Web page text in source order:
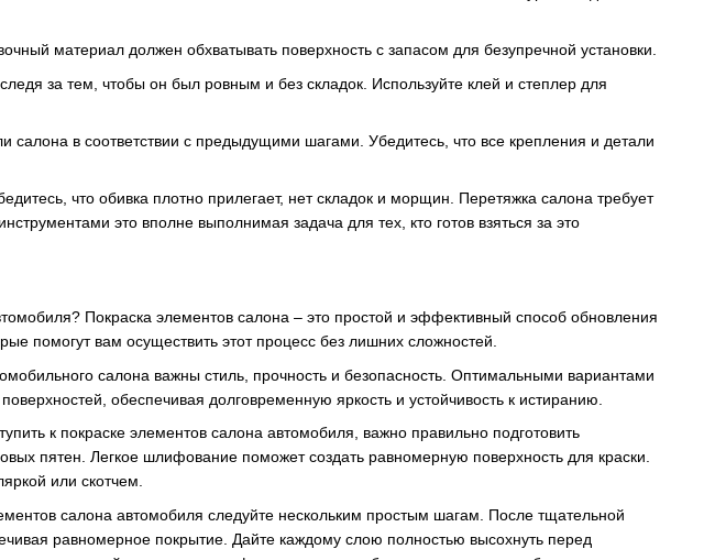
материал должен обхватывать поверхность с запасом для безупречной установки.
за тем, чтобы он был ровным и без складок. Используйте клей и степлер для
салона в соответствии с предыдущими шагами. Убедитесь, что все крепления и детали
что обивка плотно прилегает, нет складок и морщин. Перетяжка салона требует
это вполне выполнимая задача для тех, кто готов взяться за это
Покраска элементов салона – это простой и эффективный способ обновления
помогут вам осуществить этот процесс без лишних сложностей.
салона важны стиль, прочность и безопасность. Оптимальными вариантами
обеспечивая долговременную яркость и устойчивость к истиранию.
к покраске элементов салона автомобиля, важно правильно подготовить
пятен. Легкое шлифование поможет создать равномерную поверхность для краски.
или скотчем.
салона автомобиля следуйте нескольким простым шагам. После тщательной
равномерное покрытие. Дайте каждому слою полностью высохнуть перед